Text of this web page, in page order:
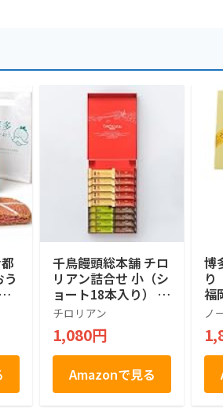
千鳥饅頭総本舗 チロ
リアン詰合せ 小（シ
ョート18本入り） お
菓子 個包装 小分け
常温 クッキー ギフ
ト ばらまき お祝い
お礼 職場 お土産 手
土産 差し入れ 退職
焼き菓子 お取り寄せ
福岡 有名 千鳥屋
チロリアン
1,080円
Amazonで見る
博
り
福
菓
ノ